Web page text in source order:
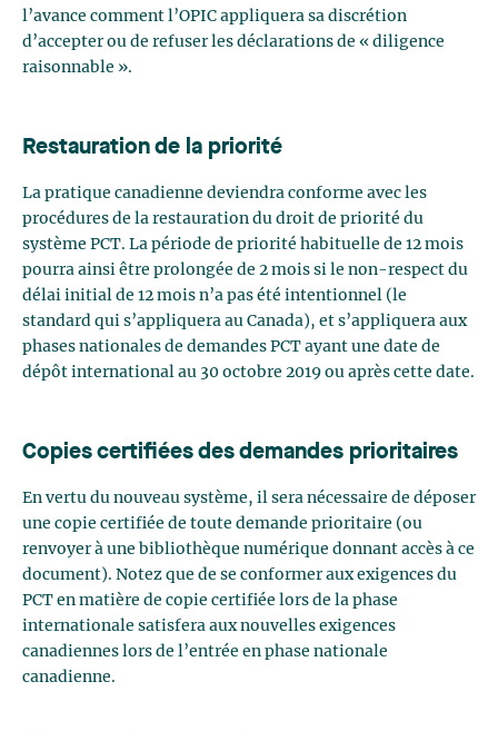
l’avance comment l’OPIC appliquera sa discrétion
d’accepter ou de refuser les déclarations de « diligence
raisonnable ».
Restauration de la priorité
La pratique canadienne deviendra conforme avec les
procédures de la restauration du droit de priorité du
système PCT. La période de priorité habituelle de 12 mois
pourra ainsi être prolongée de 2 mois si le non-respect du
délai initial de 12 mois n’a pas été intentionnel (le
standard qui s’appliquera au Canada), et s’appliquera aux
phases nationales de demandes PCT ayant une date de
dépôt international au 30 octobre 2019 ou après cette date.
Copies certifiées des demandes prioritaires
En vertu du nouveau système, il sera nécessaire de déposer
une copie certifiée de toute demande prioritaire (ou
renvoyer à une bibliothèque numérique donnant accès à ce
document). Notez que de se conformer aux exigences du
PCT en matière de copie certifiée lors de la phase
internationale satisfera aux nouvelles exigences
canadiennes lors de l’entrée en phase nationale
canadienne.